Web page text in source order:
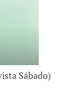
Sábado)